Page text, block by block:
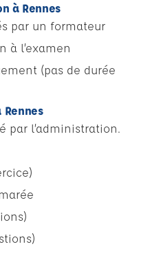
à Rennes
par un formateur
à l’examen
(pas de durée
par l’administration.